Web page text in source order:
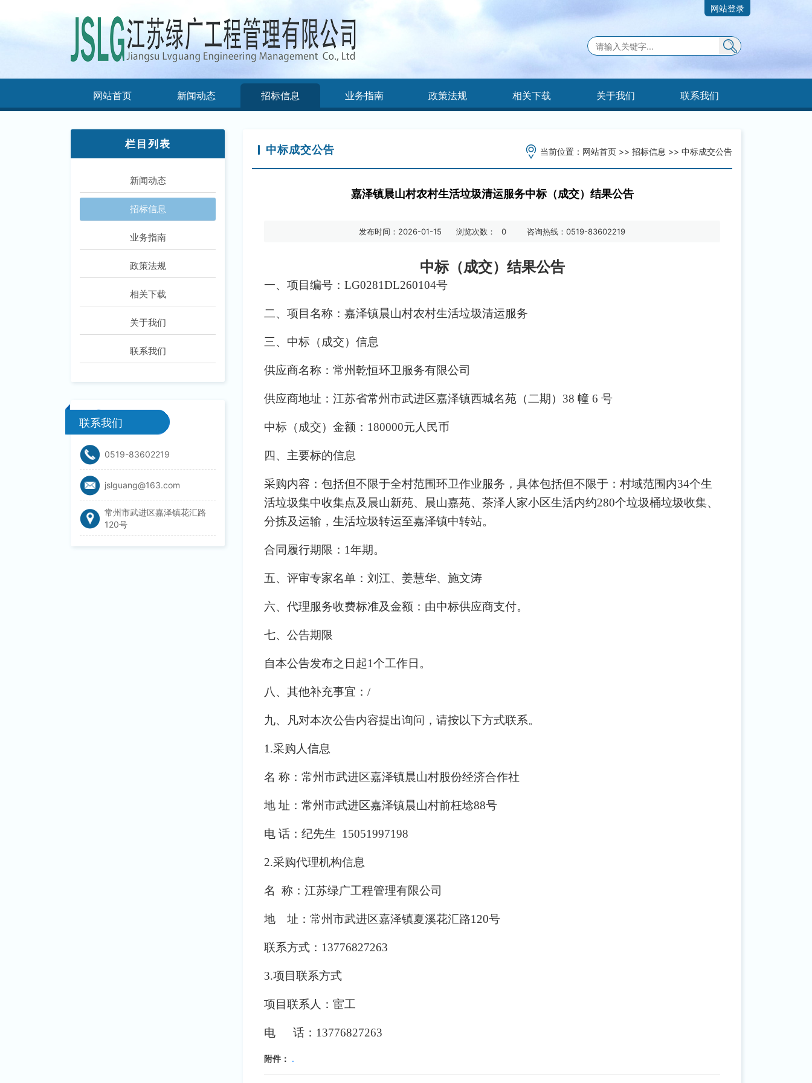
网站登录
网站首页 新闻动态 招标信息 业务指南 政策法规 相关下载 关于我们 联系我们
栏目列表
新闻动态
招标信息
业务指南
政策法规
相关下载
关于我们
联系我们
联系我们
0519-83602219
jslguang@163.com
常州市武进区嘉泽镇花汇路
120号
中标成交公告 当前位置： 网站首页 >> 招标信息 >> 中标成交公告
嘉泽镇晨山村农村生活垃圾清运服务中标（成交）结果公告
发布时间：2026-01-15 浏览次数： 0 咨询热线：0519-83602219
中标（成交）结果公告
一、项目编号： LG0281DL260104号
二、项目名称：嘉泽镇晨山村农村生活垃圾清运服务
三、中标（成交）信息
供应商名称：常州乾恒环卫服务有限公司
供应商地址：江苏省常州市武进区嘉泽镇西城名苑（二期） 38 幢 6 号
中标（成交）金额： 180000元人民币
四、主要标的信息
采购内容：包括但不限于全村范围环卫作业服务，具体包括但不限于： 村域范围内34个生
活垃圾集中收集点及晨山新苑、晨山嘉苑、茶泽人家小区生活内约280个垃圾桶垃圾收集、
分拣及运输，生活垃圾转运至嘉泽镇中转站。
合同履行期限： 1年期。
五、评审专家名单：刘江、姜慧华、施文涛
六、代理服务收费标准及金额：由中标供应商支付。
七、公告期限
自本公告发布之日起1个工作日。
八、其他补充事宜： /
九、凡对本次公告内容提出询问，请按以下方式联系。
1.采购人信息
名 称：常州市武进区嘉泽镇晨山村股份经济合作社
地 址：常州市武进区嘉泽镇晨山村前枉埝88号
电 话：纪先生 15051997198
2.采购代理机构信息
名 称：江苏绿广工程管理有限公司
地 址：常州市武进区嘉泽镇夏溪花汇路120号
联系方式： 13776827263
3.项目联系方式
项目联系人：宦工
电 话： 13776827263
附件： .